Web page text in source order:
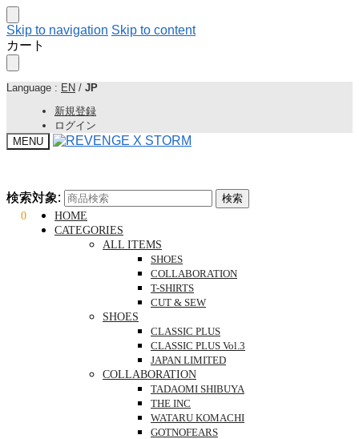
Skip to navigation Skip to content
カート
Language : EN / JP
新規登録
ログイン
MENU
検索対象:
検索
0
検索対象:
検索
HOME
CATEGORIES
ALL ITEMS
SHOES
COLLABORATION
T-SHIRTS
CUT & SEW
SHOES
CLASSIC PLUS
CLASSIC PLUS Vol.3
JAPAN LIMITED
COLLABORATION
TADAOMI SHIBUYA
THE INC
WATARU KOMACHI
GOTNOFEARS